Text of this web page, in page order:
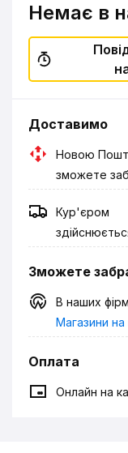
Немає в
Доставимо
Новою
зможете
Кур'єром
Зможете
В наших
Магазини на
Оплата
Онлайн на